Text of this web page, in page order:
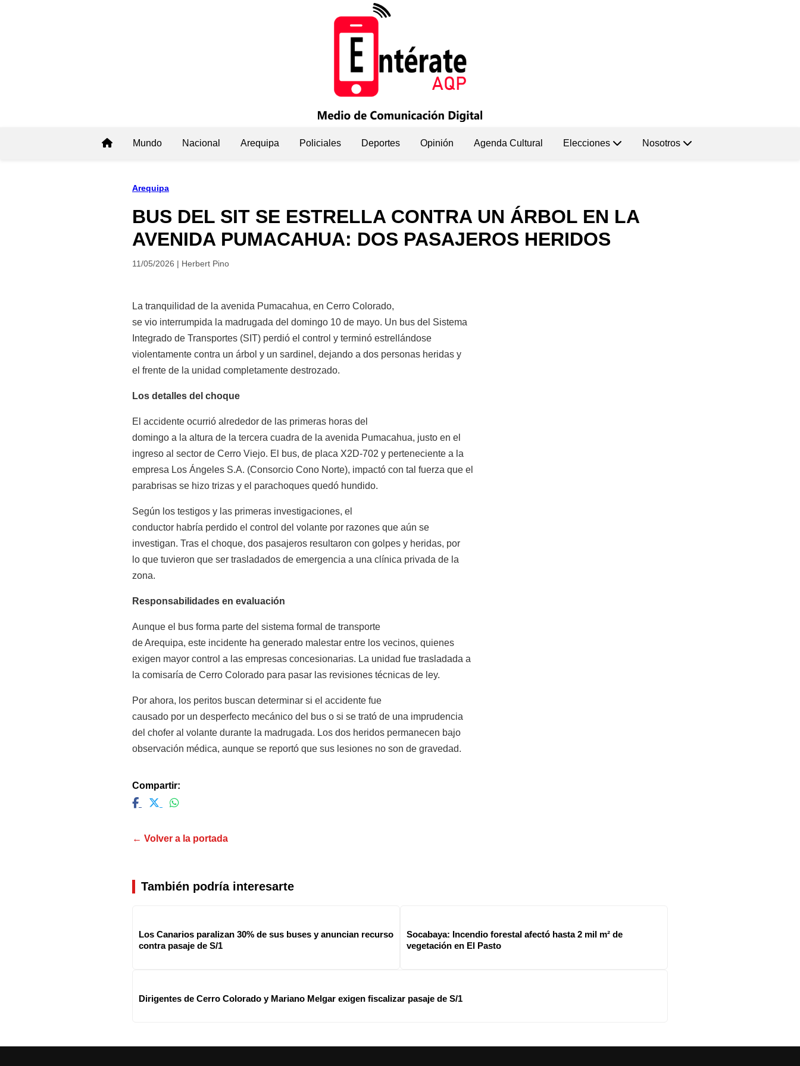
Mundo Nacional Arequipa Policiales Deportes Opinión Agenda Cultural Elecciones Nosotros
Arequipa
BUS DEL SIT SE ESTRELLA CONTRA UN ÁRBOL EN LA
AVENIDA PUMACAHUA: DOS PASAJEROS HERIDOS
11/05/2026 | Herbert Pino
La tranquilidad de la avenida Pumacahua, en Cerro Colorado,
se vio interrumpida la madrugada del domingo 10 de mayo. Un bus del Sistema
Integrado de Transportes (SIT) perdió el control y terminó estrellándose
violentamente contra un árbol y un sardinel, dejando a dos personas heridas y
el frente de la unidad completamente destrozado.
Los detalles del choque
El accidente ocurrió alrededor de las primeras horas del
domingo a la altura de la tercera cuadra de la avenida Pumacahua, justo en el
ingreso al sector de Cerro Viejo. El bus, de placa X2D-702 y perteneciente a la
empresa Los Ángeles S.A. (Consorcio Cono Norte), impactó con tal fuerza que el
parabrisas se hizo trizas y el parachoques quedó hundido.
Según los testigos y las primeras investigaciones, el
conductor habría perdido el control del volante por razones que aún se
investigan. Tras el choque, dos pasajeros resultaron con golpes y heridas, por
lo que tuvieron que ser trasladados de emergencia a una clínica privada de la
zona.
Responsabilidades en evaluación
Aunque el bus forma parte del sistema formal de transporte
de Arequipa, este incidente ha generado malestar entre los vecinos, quienes
exigen mayor control a las empresas concesionarias. La unidad fue trasladada a
la comisaría de Cerro Colorado para pasar las revisiones técnicas de ley.
Por ahora, los peritos buscan determinar si el accidente fue
causado por un desperfecto mecánico del bus o si se trató de una imprudencia
del chofer al volante durante la madrugada. Los dos heridos permanecen bajo
observación médica, aunque se reportó que sus lesiones no son de gravedad.
Compartir:
← Volver a la portada
También podría interesarte
Los Canarios paralizan 30% de sus buses y anuncian recurso
contra pasaje de S/1
Socabaya: Incendio forestal afectó hasta 2 mil m² de
vegetación en El Pasto
Dirigentes de Cerro Colorado y Mariano Melgar exigen fiscalizar pasaje de S/1